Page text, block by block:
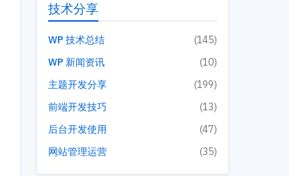
技术分享
WP 技术总结
(145)
WP 新闻资讯
(10)
主题开发分享
(199)
前端开发技巧
(13)
后台开发使用
(47)
网站管理运营
(35)